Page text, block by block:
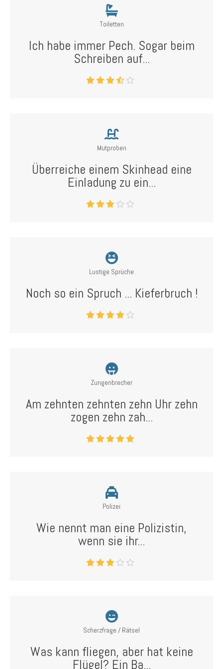
Toiletten
Ich habe immer Pech. Sogar beim
Schreiben auf...
Mutproben
Überreiche einem Skinhead eine
Einladung zu ein...
Lustige Sprüche
Noch so ein Spruch ... Kieferbruch !
Zungenbrecher
Am zehnten zehnten zehn Uhr zehn
zogen zehn zah...
Polizei
Wie nennt man eine Polizistin,
wenn sie ihr...
Scherzfrage / Rätsel
Was kann fliegen, aber hat keine
Flügel? Ein Ba...